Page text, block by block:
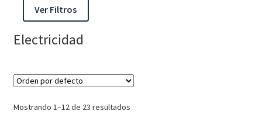
Ver Filtros
Electricidad
Mostrando 1–12 de 23 resultados